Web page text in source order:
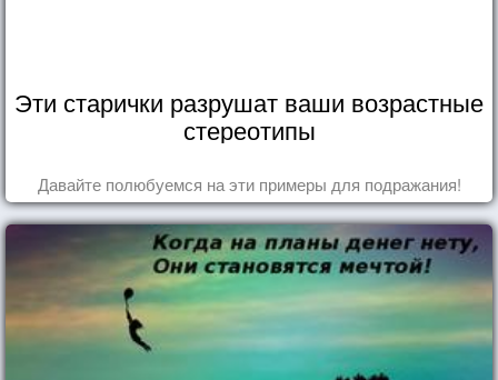
Эти старички разрушат ваши возрастные
стереотипы
Давайте полюбуемся на эти примеры для подражания!